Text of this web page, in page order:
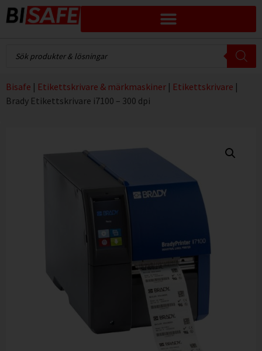
Bisafe | Etikettskrivare & märkmaskiner | Etikettskrivare |
Brady Etikettskrivare i7100 – 300 dpi